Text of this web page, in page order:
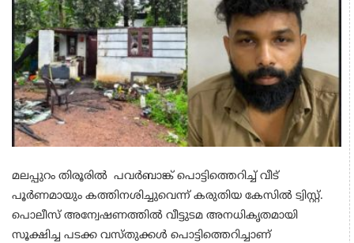
മലപ്പുറം തിരൂരിൽ പവർബാങ്ക് പൊട്ടിത്തെറിച്ച് വീട്
പൂർണമായും കത്തിനശിച്ചുവെന്ന് കരുതിയ കേസിൽ ട്വിസ്റ്റ്.
പൊലീസ് അന്വേഷണത്തിൽ വീട്ടുടമ അനധികൃതമായി
സൂക്ഷിച്ച പടക്ക വസ്തുക്കൾ പൊട്ടിത്തെറിച്ചാണ്